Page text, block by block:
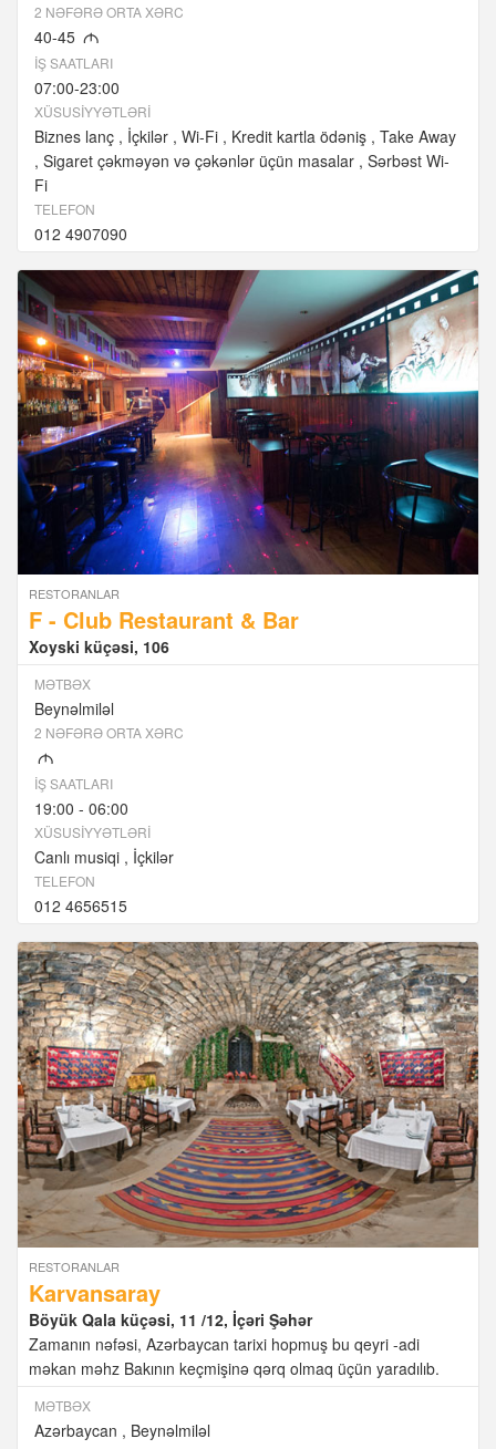
2 NƏFƏRƏ ORTA XƏRC
40-45 M
İŞ SAATLARI
07:00-23:00
XÜSUSIYYƏTLƏRI
Biznes lanç İçkilər Wi-Fi Kredit kartla ödəniş Take Away
Sigaret çəkməyən və çəkənlər üçün masalar Sərbəst Wi-
Fi
TELEFON
012 4907090
RESTORANLAR
F - Club Restaurant & Bar
Xoyski küçəsi, 106
MƏTBƏX
Beynəlmiləl
2 NƏFƏRƏ ORTA XƏRC
M
İŞ SAATLARI
19:00 - 06:00
XÜSUSIYYƏTLƏRI
Canlı musiqi İçkilər
TELEFON
012 4656515
RESTORANLAR
Karvansaray
Böyük Qala küçəsi, 11 /12, İçəri Şəhər
Zamanın nəfəsi, Azərbaycan tarixi hopmuş bu qeyri -adi
məkan məhz Bakının keçmişinə qərq olmaq üçün yaradılıb.
MƏTBƏX
Azərbaycan Beynəlmiləl